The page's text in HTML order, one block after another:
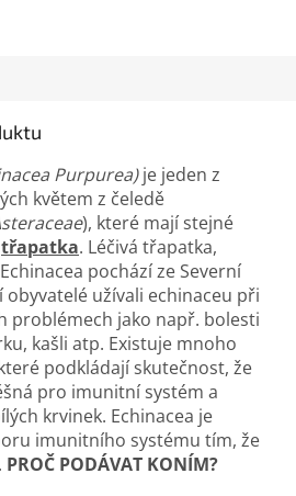
Purpurea)je jeden z
květem z čeledě
), které mají stejné
třapatka. Léčivá třapatka,
pochází ze Severní
obyvatelé užívali echinaceu při
problémech jako např. bolesti
kašli atp. Existuje mnoho
podkládají skutečnost, že
pro imunitní systém a
krvinek. Echinacea je
imunitního systému tím, že
PROČ PODÁVAT KONÍM?